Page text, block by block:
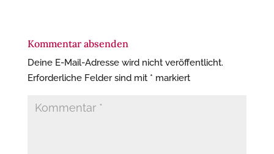
Kommentar absenden
Deine E-Mail-Adresse wird nicht veröffentlicht.
Erforderliche Felder sind mit * markiert